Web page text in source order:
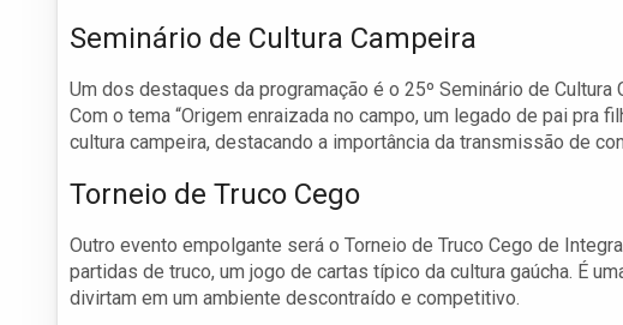
Seminário de Cultura Campeira
Um dos destaques da programação é o 25º Seminário de
Com o tema “Origem enraizada no campo, um legado de pai pra
cultura campeira, destacando a importância da transmissão de
Torneio de Truco Cego
Outro evento empolgante será o Torneio de Truco Cego de
partidas de truco, um jogo de cartas típico da cultura gaúcha. É
divirtam em um ambiente descontraído e competitivo.